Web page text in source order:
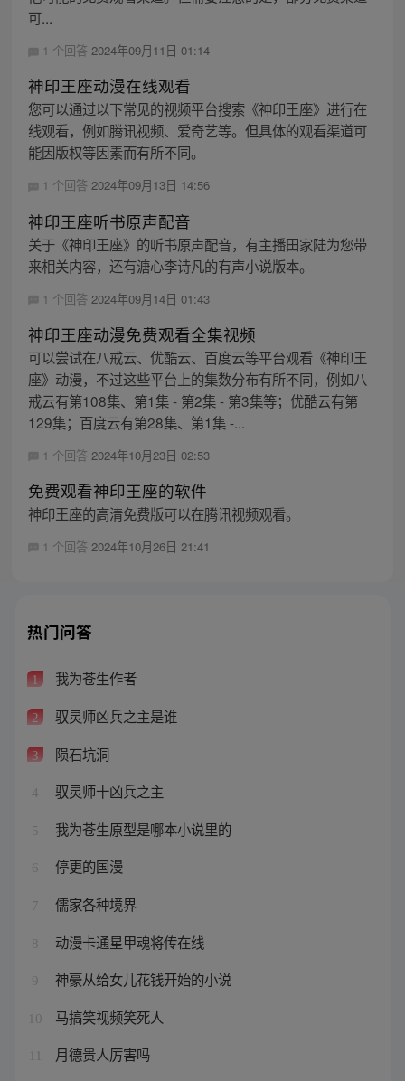
可...
1 个回答 2024年09月11日 01:14
神印王座动漫在线观看
您可以通过以下常见的视频平台搜索《神印王座》进行在
线观看，例如腾讯视频、爱奇艺等。但具体的观看渠道可
能因版权等因素而有所不同。
1 个回答 2024年09月13日 14:56
神印王座听书原声配音
关于《神印王座》的听书原声配音，有主播田家陆为您带
来相关内容，还有溏心李诗凡的有声小说版本。
1 个回答 2024年09月14日 01:43
神印王座动漫免费观看全集视频
可以尝试在八戒云、优酷云、百度云等平台观看《神印王
座》动漫，不过这些平台上的集数分布有所不同，例如八
戒云有第108集、第1集 - 第2集 - 第3集等；优酷云有第
129集；百度云有第28集、第1集 -...
1 个回答 2024年10月23日 02:53
免费观看神印王座的软件
神印王座的高清免费版可以在腾讯视频观看。
1 个回答 2024年10月26日 21:41
热门问答
1 我为苍生作者
2 驭灵师凶兵之主是谁
3 陨石坑洞
4 驭灵师十凶兵之主
5 我为苍生原型是哪本小说里的
6 停更的国漫
7 儒家各种境界
8 动漫卡通星甲魂将传在线
9 神豪从给女儿花钱开始的小说
10 马搞笑视频笑死人
月德贵人厉害吗